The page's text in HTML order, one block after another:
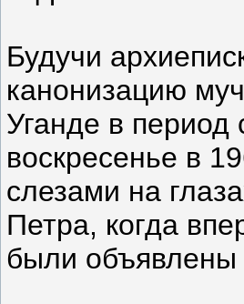
Будучи
канонизацию
Уганде в период
воскресенье в
слезами на
Петра, когда
были объявлены